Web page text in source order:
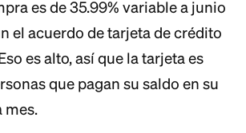
es de 35.99% variable a junio
el acuerdo de tarjeta de crédito
es alto, así que la tarjeta es
que pagan su saldo en su
mes.